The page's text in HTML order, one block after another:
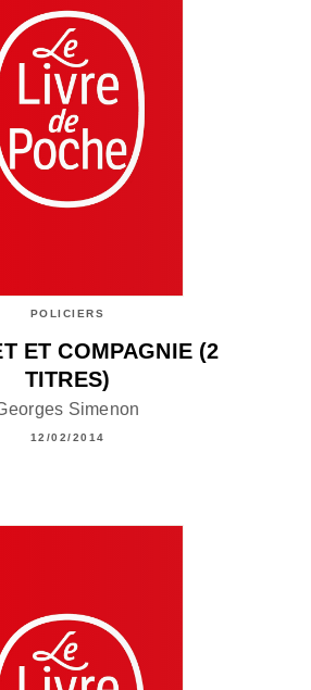
POLICIERS
ET COMPAGNIE (2
TITRES)
Simenon
12/02/2014